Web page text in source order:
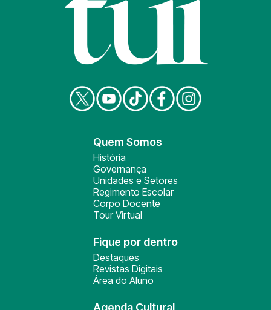
Quem Somos
História
Governança
Unidades e Setores
Regimento Escolar
Corpo Docente
Tour Virtual
Fique por dentro
Destaques
Revistas Digitais
Área do Aluno
Agenda Cultural